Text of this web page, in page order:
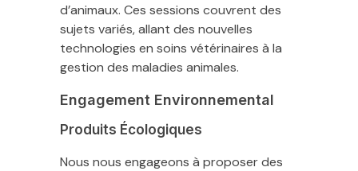
d’animaux. Ces sessions couvrent des
sujets variés, allant des nouvelles
technologies en soins vétérinaires à la
gestion des maladies animales.
Engagement Environnemental
Produits Écologiques
Nous nous engageons à proposer des